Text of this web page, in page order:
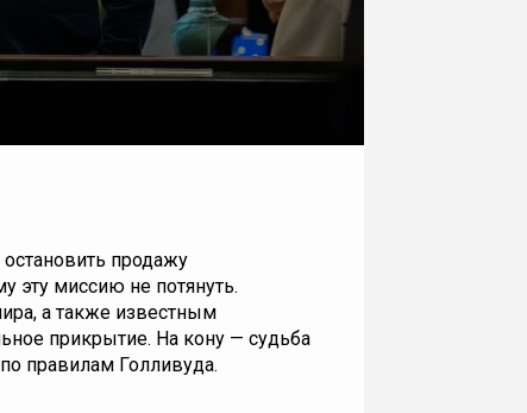
продажу
эту миссию не потянуть.
а также известным
прикрытие. На кону — судьба
правилам Голливуда.